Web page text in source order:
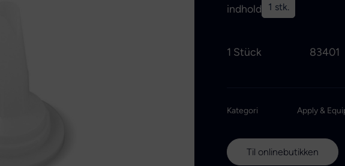
indhold 1 stk.
1 Stück 83401
Kategori Apply &
Til onlinebutikken